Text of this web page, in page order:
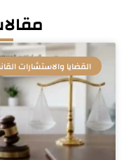
القضايا والاستشارات